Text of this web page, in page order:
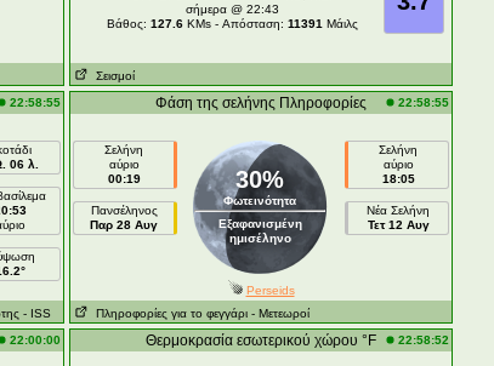
σήμερα @ 22:43
Βάθος: 127.6KMs - Απόσταση: 11391 Μάιλς
Σεισμοί
22:58:55
06 λ.
- ISS
Φάση της σελήνης Πληροφορίες 22:58:55
Σελήνη
αύριο
00:19
Πανσέληνος
Παρ 28 Αυγ
30%
Φωτεινότητα
Εξαφανισμένη
ημισέληνο
Σελήνη
αύριο
18:05
Νέα Σελήνη
Τετ 12 Αυγ
Perseids
Πληροφορίες για το φεγγάρι - Μετεωροί
22:00:00 Θερμοκρασία εσωτερικού χώρου °F 22:58:52